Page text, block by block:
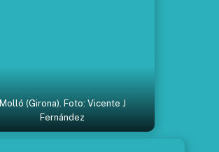
Molló (Girona). Foto: Vicente J
Fernández